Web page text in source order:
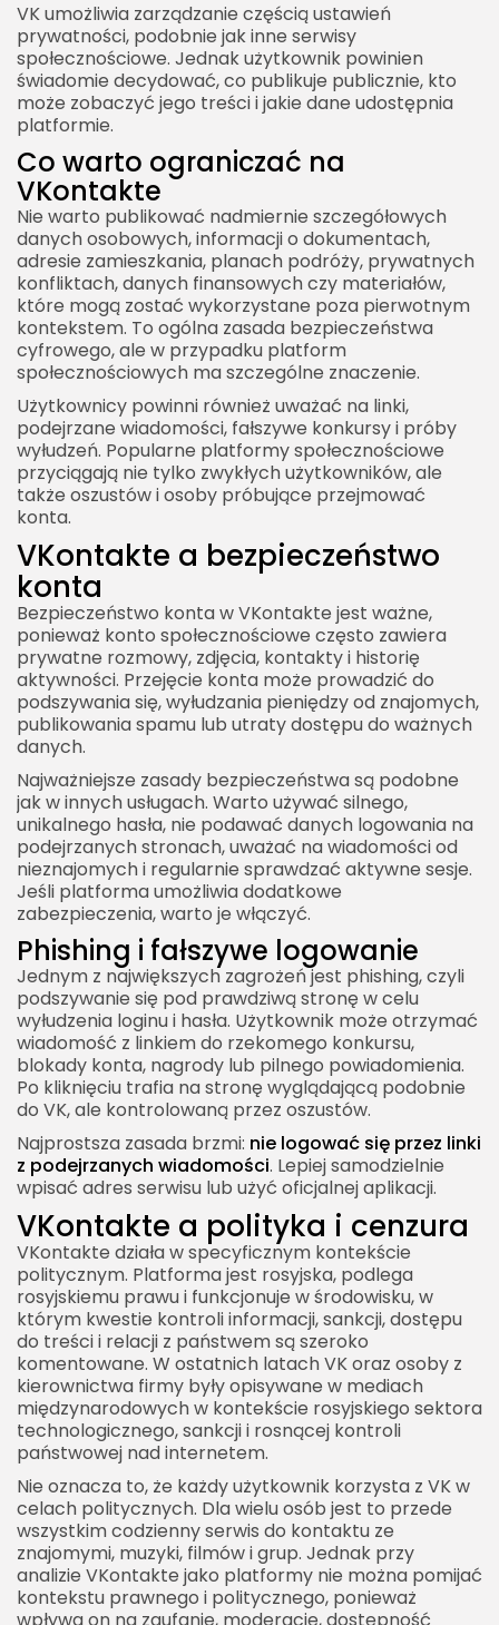
VK umożliwia zarządzanie częścią ustawień
prywatności, podobnie jak inne serwisy
społecznościowe. Jednak użytkownik powinien
świadomie decydować, co publikuje publicznie, kto
może zobaczyć jego treści i jakie dane udostępnia
platformie.
Co warto ograniczać na
VKontakte
Nie warto publikować nadmiernie szczegółowych
danych osobowych, informacji o dokumentach,
adresie zamieszkania, planach podróży, prywatnych
konfliktach, danych finansowych czy materiałów,
które mogą zostać wykorzystane poza pierwotnym
kontekstem. To ogólna zasada bezpieczeństwa
cyfrowego, ale w przypadku platform
społecznościowych ma szczególne znaczenie.
Użytkownicy powinni również uważać na linki,
podejrzane wiadomości, fałszywe konkursy i próby
wyłudzeń. Popularne platformy społecznościowe
przyciągają nie tylko zwykłych użytkowników, ale
także oszustów i osoby próbujące przejmować
konta.
VKontakte a bezpieczeństwo
konta
Bezpieczeństwo konta w VKontakte jest ważne,
ponieważ konto społecznościowe często zawiera
prywatne rozmowy, zdjęcia, kontakty i historię
aktywności. Przejęcie konta może prowadzić do
podszywania się, wyłudzania pieniędzy od znajomych,
publikowania spamu lub utraty dostępu do ważnych
danych.
Najważniejsze zasady bezpieczeństwa są podobne
jak w innych usługach. Warto używać silnego,
unikalnego hasła, nie podawać danych logowania na
podejrzanych stronach, uważać na wiadomości od
nieznajomych i regularnie sprawdzać aktywne sesje.
Jeśli platforma umożliwia dodatkowe
zabezpieczenia, warto je włączyć.
Phishing i fałszywe logowanie
Jednym z największych zagrożeń jest phishing, czyli
podszywanie się pod prawdziwą stronę w celu
wyłudzenia loginu i hasła. Użytkownik może otrzymać
wiadomość z linkiem do rzekomego konkursu,
blokady konta, nagrody lub pilnego powiadomienia.
Po kliknięciu trafia na stronę wyglądającą podobnie
do VK, ale kontrolowaną przez oszustów.
Najprostsza zasada brzmi: nie logować się przez linki
z podejrzanych wiadomości. Lepiej samodzielnie
wpisać adres serwisu lub użyć oficjalnej aplikacji.
VKontakte a polityka i cenzura
VKontakte działa w specyficznym kontekście
politycznym. Platforma jest rosyjska, podlega
rosyjskiemu prawu i funkcjonuje w środowisku, w
którym kwestie kontroli informacji, sankcji, dostępu
do treści i relacji z państwem są szeroko
komentowane. W ostatnich latach VK oraz osoby z
kierownictwa firmy były opisywane w mediach
międzynarodowych w kontekście rosyjskiego sektora
technologicznego, sankcji i rosnącej kontroli
państwowej nad internetem.
Nie oznacza to, że każdy użytkownik korzysta z VK w
celach politycznych. Dla wielu osób jest to przede
wszystkim codzienny serwis do kontaktu ze
znajomymi, muzyki, filmów i grup. Jednak przy
analizie VKontakte jako platformy nie można pomijać
kontekstu prawnego i politycznego, ponieważ